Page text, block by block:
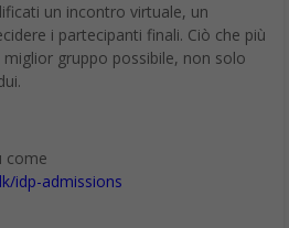
un incontro virtuale, un
i partecipanti finali. Ciò che più
gruppo possibile, non solo
come
idp-admissions